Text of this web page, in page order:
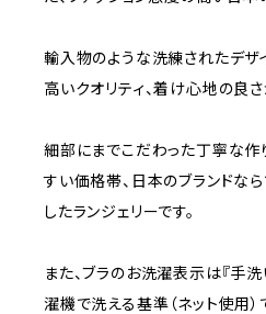
輸入物のような洗練されたデザ
高いクオリティ、着け心地の良さ
細部にまでこだわった丁寧な作
すい価格帯、日本のブランドな
したランジェリーです。
また、ブラのお洗濯表示は『手洗
濯機で洗える基準（ネット使用）